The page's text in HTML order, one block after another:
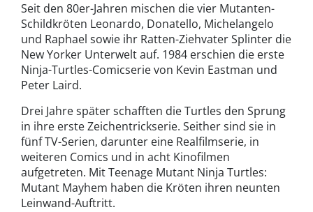
Seit den 80er-Jahren mischen die vier Mutanten-
Schildkröten Leonardo, Donatello, Michelangelo
und Raphael sowie ihr Ratten-Ziehvater Splinter die
New Yorker Unterwelt auf. 1984 erschien die erste
Ninja-Turtles-Comicserie von Kevin Eastman und
Peter Laird.
Drei Jahre später schafften die Turtles den Sprung
in ihre erste Zeichentrickserie. Seither sind sie in
fünf TV-Serien, darunter eine Realfilmserie, in
weiteren Comics und in acht Kinofilmen
aufgetreten. Mit Teenage Mutant Ninja Turtles:
Mutant Mayhem haben die Kröten ihren neunten
Leinwand-Auftritt.